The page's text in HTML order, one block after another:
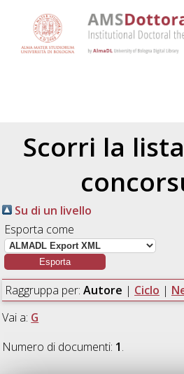
Scorri la
Su di un livello
Esporta come
Raggruppa per: Autore | Ciclo |
Vai a: G
Numero di documenti: 1.